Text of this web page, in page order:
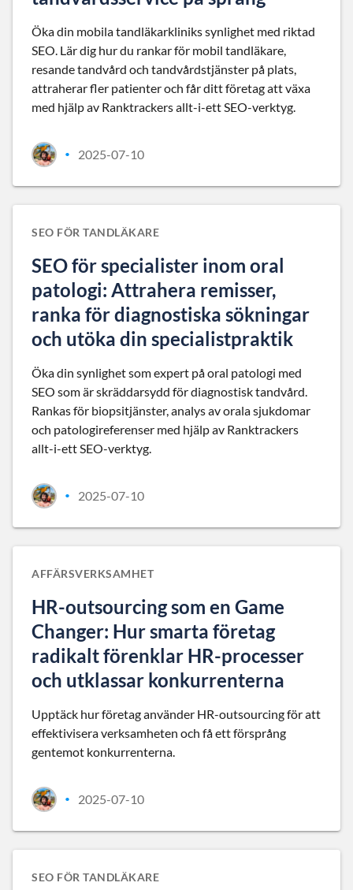
Öka din mobila tandläkarkliniks synlighet med riktad
SEO. Lär dig hur du rankar för mobil tandläkare,
resande tandvård och tandvårdstjänster på plats,
attraherar fler patienter och får ditt företag att växa
med hjälp av Ranktrackers allt-i-ett SEO-verktyg.
• 2025-07-10
SEO FÖR TANDLÄKARE
SEO för specialister inom oral
patologi: Attrahera remisser,
ranka för diagnostiska sökningar
och utöka din specialistpraktik
Öka din synlighet som expert på oral patologi med
SEO som är skräddarsydd för diagnostisk tandvård.
Rankas för biopsitjänster, analys av orala sjukdomar
och patologireferenser med hjälp av Ranktrackers
allt-i-ett SEO-verktyg.
• 2025-07-10
AFFÄRSVERKSAMHET
HR-outsourcing som en Game
Changer: Hur smarta företag
radikalt förenklar HR-processer
och utklassar konkurrenterna
Upptäck hur företag använder HR-outsourcing för att
effektivisera verksamheten och få ett försprång
gentemot konkurrenterna.
• 2025-07-10
SEO FÖR TANDLÄKARE